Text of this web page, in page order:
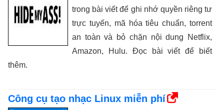
trong bài viết để ghi nhớ quyền riêng tư
trực tuyến, mã hóa tiêu chuẩn, torrent
an toàn và bỏ chặn nội dung Netflix,
Amazon, Hulu. Đọc bài viết để biết
thêm.
Công cụ tạo nhạc Linux miễn phí